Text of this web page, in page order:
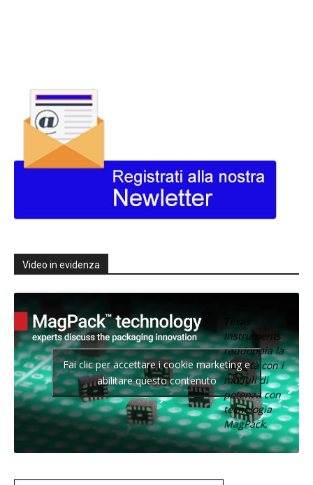
Video in evidenza
Texas
Instruments
raddoppia la
densità con i
moduli di
potenza con
tecnologia
MagPack.
Fai clic per accettare i cookie marketing e
abilitare questo contenuto